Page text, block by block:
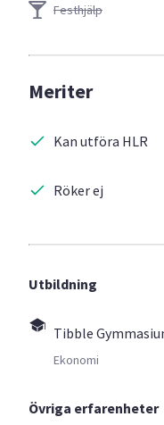
Festhjälp
Meriter
Kan utföra HLR
Röker ej
Utbildning
Tibble
Ekonomi
Övriga erfarenheter